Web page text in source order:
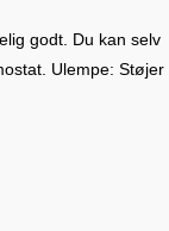
godt. Du kan selv
Ulempe: Støjer